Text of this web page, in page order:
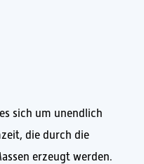
sich um unendlich
die durch die
erzeugt werden.